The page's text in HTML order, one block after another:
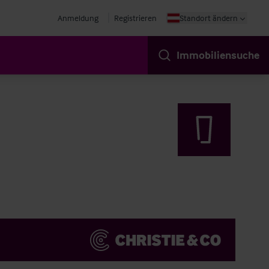
Anmeldung Registrieren Standort ändern
Immobiliensuche